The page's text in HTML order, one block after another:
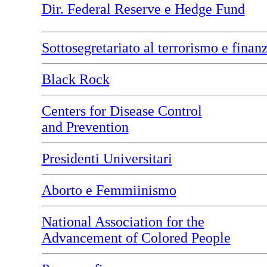
Dir. Federal Reserve e Hedge Fund
Sottosegretariato al terrorismo e
Black Rock
Centers for Disease Control
and Prevention
Presidenti Universitari
Aborto e Femmiinismo
National Association for the
Advancement of Colored People